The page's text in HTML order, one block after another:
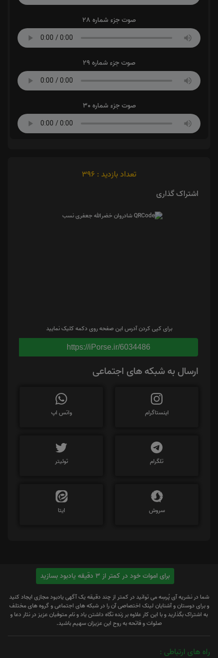
صوت جزء شماره 28
صوت جزء شماره 29
صوت جزء شماره 30
تعداد بازدید : 396
اشتراک گذاری
برای کپی کردن آدرس این صفحه روی دکمه کلیک نمایید
https://iPorse.ir/6034486
ارسال به شبکه های اجتماعی
اینستاگرام واتس اپ
تلگرام توئیتر
سروش ایتا
برای اموات خود در کمتر از 3 دقیقه یادبود بسازید
شما در نشریه آی پُرسِه می توانید در کمتر از چند دقیقه یک آگهی یادبود مجازی ایجاد کنید
و برای دوستان و آشنایان لینک اختصاصی آن را در شبکه های اجتماعی و گروه های مختلف
به اشتراک بگذارید و با این کار علاوه بر زنده نگاه داشتن یاد و نام متوفیان عزیز در نثار دعا و
صلوات و فاتحه به روح این عزیزان سهیم باشید.
راه های ارتباطی :